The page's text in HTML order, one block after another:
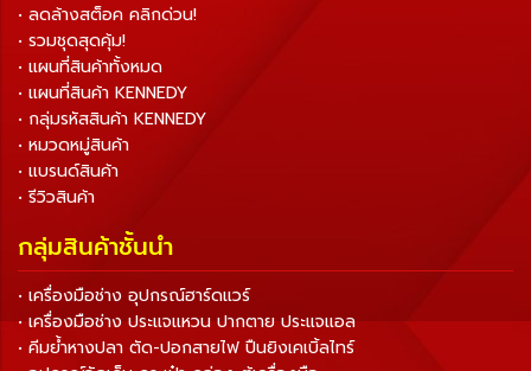
• ลดล้างสต็อค คลิกด่วน!
• รวมชุดสุดคุ้ม!
• แผนที่สินค้าทั้งหมด
• แผนที่สินค้า KENNEDY
• กลุ่มรหัสสินค้า KENNEDY
• หมวดหมู่สินค้า
• แบรนด์สินค้า
• รีวิวสินค้า
กลุ่มสินค้าชั้นนำ
• เครื่องมือช่าง อุปกรณ์ฮาร์ดแวร์
• เครื่องมือช่าง ประแจแหวน ปากตาย ประแจแอล
• คีมย้ำหางปลา ตัด-ปอกสายไฟ ปืนยิงเคเบิ้ลไทร์